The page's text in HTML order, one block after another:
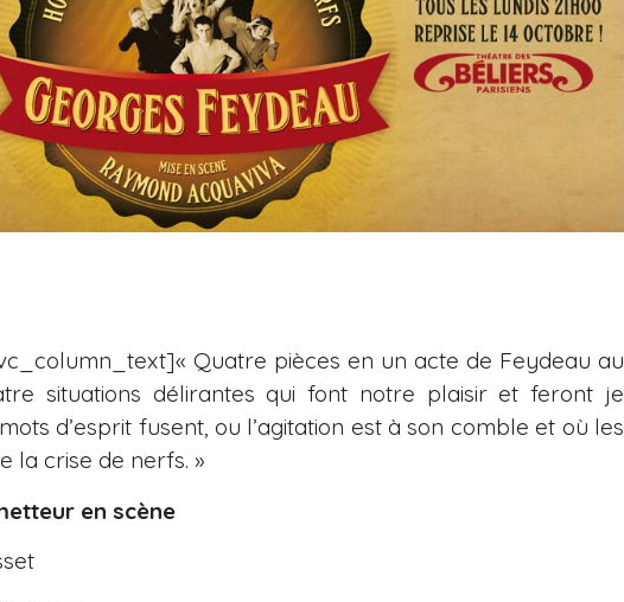
Quatre pièces en un acte de Feydeau au
situations délirantes qui font notre plaisir et feront je
d’esprit fusent, ou l’agitation est à son comble et où les
la crise de nerfs. »
en scène